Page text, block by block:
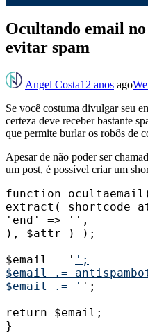
Ocultando email
evitar spam
Angel Costa12 anos ago
Se você costuma divulgar seu
certeza deve receber bastante
que permite burlar os robôs de
Apesar de não poder ser
um post, é possível criar um
function
extract(
'end' => '',
), $attr ) );
$email = ' ';
$email .=
$email .= ' ';
return $email;
}